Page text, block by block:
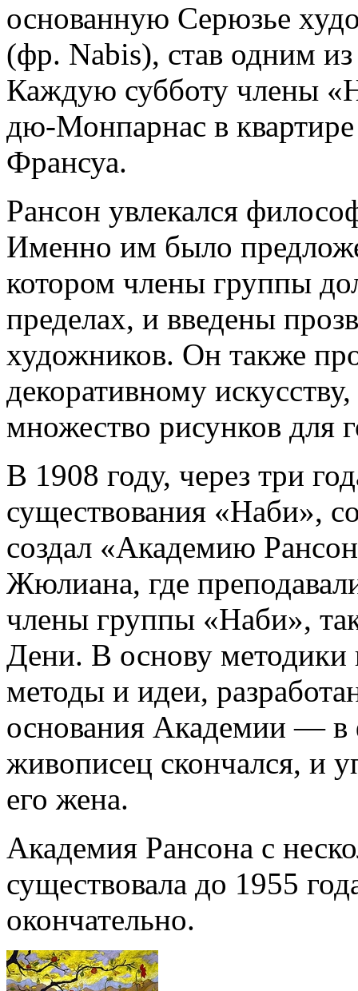
основанную Серюзье
(фр. Nabis), став одним
Каждую субботу члены
дю-Монпарнас в
Франсуа.
Рансон увлекался
Именно им было
котором члены группы
пределах, и введены
художников. Он также
декоративному
множество рисунков для
В 1908 году, через три
существования «Наби»,
создал «Академию
Жюлиана, где
члены группы «Наби»,
Дени. В основу методики
методы и идеи,
основания Академии — в
живописец скончался, и
его жена.
Академия Рансона с
существовала до 1955
окончательно.